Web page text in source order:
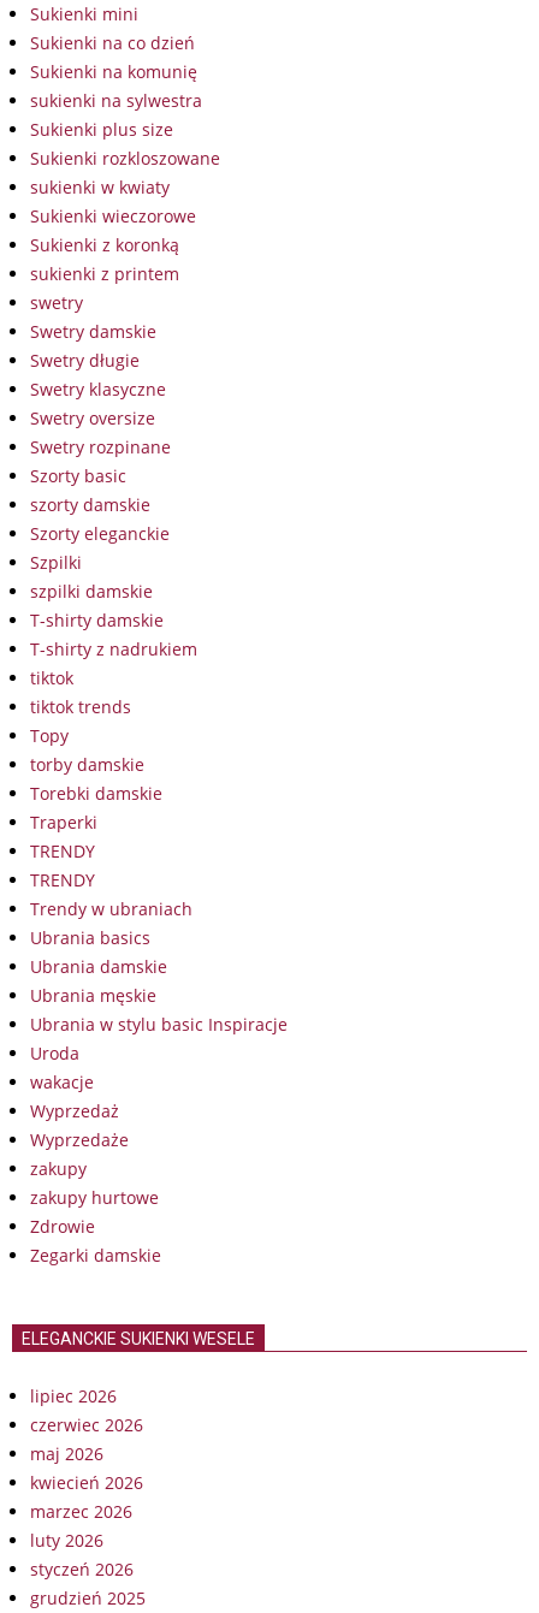
Sukienki mini
Sukienki na co dzień
Sukienki na komunię
sukienki na sylwestra
Sukienki plus size
Sukienki rozkloszowane
sukienki w kwiaty
Sukienki wieczorowe
Sukienki z koronką
sukienki z printem
swetry
Swetry damskie
Swetry długie
Swetry klasyczne
Swetry oversize
Swetry rozpinane
Szorty basic
szorty damskie
Szorty eleganckie
Szpilki
szpilki damskie
T-shirty damskie
T-shirty z nadrukiem
tiktok
tiktok trends
Topy
torby damskie
Torebki damskie
Traperki
TRENDY
TRENDY
Trendy w ubraniach
Ubrania basics
Ubrania damskie
Ubrania męskie
Ubrania w stylu basic Inspiracje
Uroda
wakacje
Wyprzedaż
Wyprzedaże
zakupy
zakupy hurtowe
Zdrowie
Zegarki damskie
ELEGANCKIE SUKIENKI WESELE
lipiec 2026
czerwiec 2026
maj 2026
kwiecień 2026
marzec 2026
luty 2026
styczeń 2026
grudzień 2025